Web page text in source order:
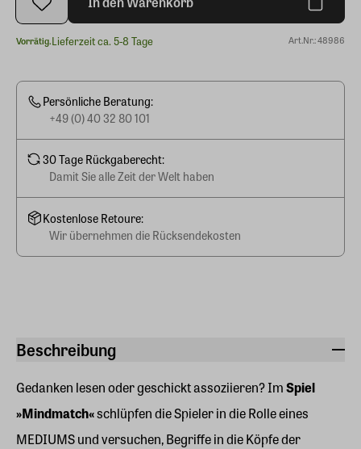
Beschreibung
Gedanken lesen oder geschickt assoziieren? ImSpiel
»Mindmatch«schlüpfen die Spieler in die Rolle eines
MEDIUMS und versuchen, Begriffe in die Köpfe der
Vorrätig.Lieferzeit ca. 5-8 Tage Art.Nr.: 48986
Persönliche Beratung:
+49 (0) 40 32 80 101
30 Tage Rückgaberecht:
Damit Sie alle Zeit der Welt haben
Kostenlose Retoure:
Wir übernehmen die Rücksendekosten